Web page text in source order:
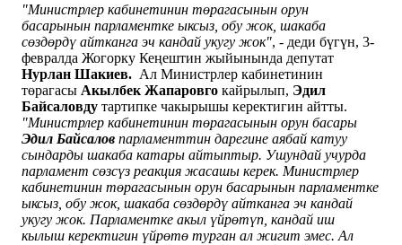
"Министрлер кабинетинин төрагасынын орун
басарынын парламентке ыксыз, обу жок, шакаба
сөздөрдү айтканга эч кандай укугу жок", - деди бүгүн, 3-
февралда Жогорку Кеңештин жыйынында депутат
Нурлан Шакиев. Ал Министрлер кабинетинин
төрагасы Акылбек Жапаровго кайрылып, Эдил
Байсаловду тартипке чакырышы керектигин айтты.
"Министрлер кабинетинин төрагасынын орун басары
Эдил Байсалов парламенттин дарегине аябай катуу
сындарды шакаба катары айтыптыр. Ушундай учурда
парламент сөзсүз реакция жасашы керек. Министрлер
кабинетинин төрагасынын орун басарынын парламентке
ыксыз, обу жок, шакаба сөздөрдү айтканга эч кандай
укугу жок. Парламентке акыл үйрөтүп, кандай иш
кылыш керектигин үйрөтө турган ал жигит эмес. Ал